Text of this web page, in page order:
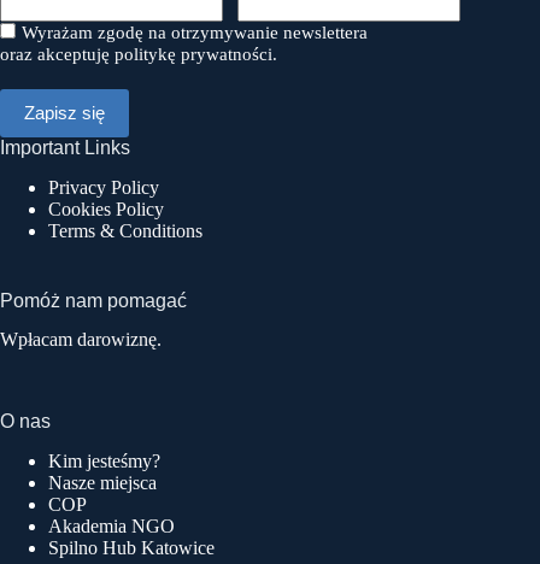
Wyrażam zgodę na otrzymywanie newslettera
oraz akceptuję politykę prywatności.
Important Links
Privacy Policy
Cookies Policy
Terms & Conditions
Pomóż nam pomagać
Wpłacam darowiznę.
O nas
Kim jesteśmy?
Nasze miejsca
COP
Akademia NGO
Spilno Hub Katowice